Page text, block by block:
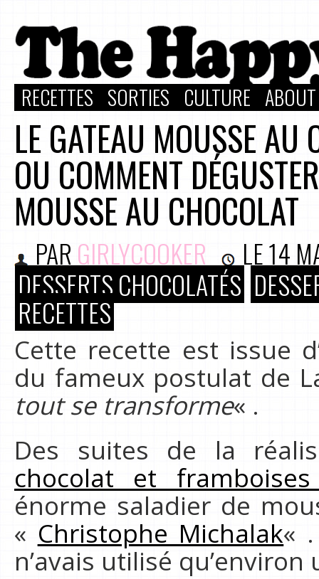
RECETTES SORTIES CULTURE
LE GATEAU MOUSSE AU
OU COMMENT
MOUSSE AU CHOCOLAT
PAR GIRLYCOOKER LE14
DESSERTS CHOCOLATÉS
RECETTES
Cette recette est issue
du fameux postulat de
tout se transforme« .
Des suites de la
chocolat et framboises
énorme saladier de
« Christophe Michalak«
n’avais utilisé